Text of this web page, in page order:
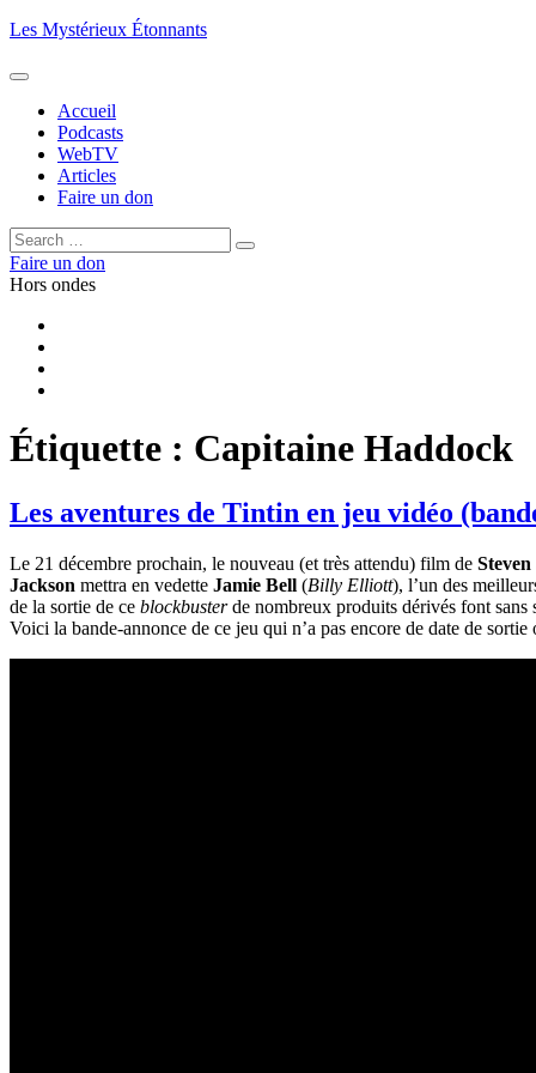
Aller
contenu
Les Mystérieux Étonnants
Accueil
Podcasts
WebTV
Articles
Faire un don
Rechercher :
Rechercher
Faire un don
Hors ondes
Étiquette : Capitaine Haddock
Les aventures de Tintin en jeu vidéo
Le 21 décembre prochain, le nouveau (et très attendu) film de
Jackson mettra en vedette Jamie Bell (Billy Elliott), l’un des
de la sortie de ce blockbusterde nombreux produits dérivés font
Voici la bande-annonce de ce jeu qui n’a pas encore de date de